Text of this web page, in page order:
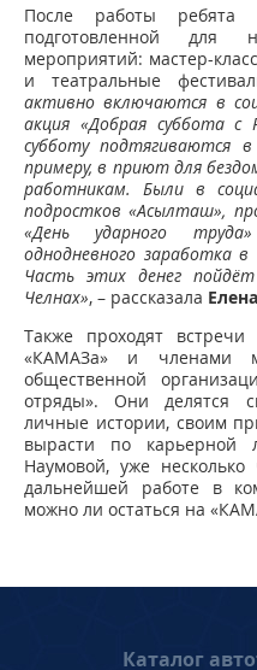
После работы ребята
подготовленной для
мероприятий: мастер-
и театральные
активно включаются в
акция «Добрая суббота
субботу
примеру, в приют для
работникам. Были в
подростков«Асылташ»,
«День ударного труда»
однодневного заработка
Часть этих денег
Челнах», – рассказала
Также проходят встречи
«КАМАЗа» и членами
общественной
отряды». Они делятся
личные истории, своим
вырасти по карьерной
Наумовой, уже
дальнейшей работе в
можно ли остаться на
Каталог